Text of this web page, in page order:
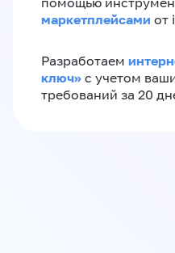
маркетплейсами от
Разработаем
ключ»‎ с учетом
требований за 20